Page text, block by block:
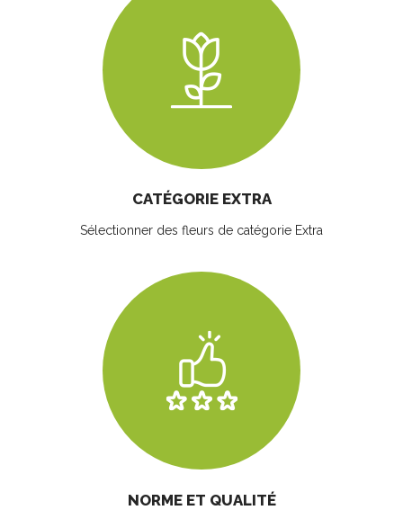
CATÉGORIE EXTRA
Sélectionner des fleurs de catégorie Extra
NORME ET QUALITÉ